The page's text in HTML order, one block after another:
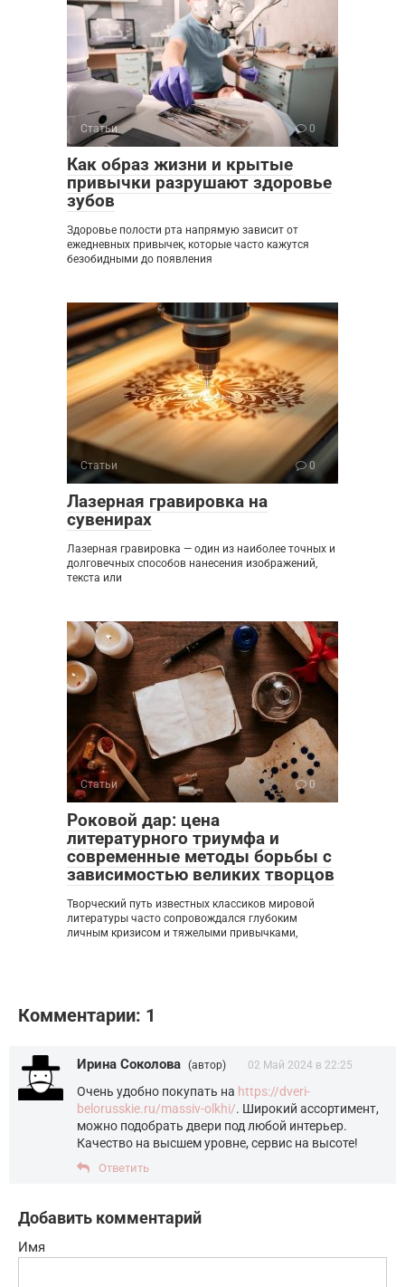
Статьи 0
Как образ жизни и крытые
привычки разрушают здоровье
зубов
Здоровье полости рта напрямую зависит от
ежедневных привычек, которые часто кажутся
безобидными до появления
Статьи 0
Лазерная гравировка на
сувенирах
Лазерная гравировка — один из наиболее точных и
долговечных способов нанесения изображений,
текста или
Статьи 0
Роковой дар: цена
литературного триумфа и
современные методы борьбы с
зависимостью великих творцов
Творческий путь известных классиков мировой
литературы часто сопровождался глубоким
личным кризисом и тяжелыми привычками,
Комментарии: 1
Ирина Соколова (автор) 02 Май 2024 в 22:25
Очень удобно покупать на https://dveri-
belorusskie.ru/massiv-olkhi/. Широкий ассортимент,
можно подобрать двери под любой интерьер.
Качество на высшем уровне, сервис на высоте!
Ответить
Добавить комментарий
Имя